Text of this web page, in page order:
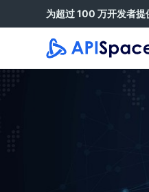
容
为超过 100 万开发者提